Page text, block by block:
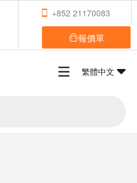
+852 21170083
報價單
繁體中文